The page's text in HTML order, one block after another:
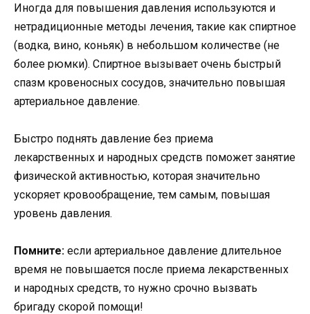
Иногда для повышения давления используются и
нетрадиционные методы лечения, такие как спиртное
(водка, вино, коньяк) в небольшом количестве (не
более рюмки). Спиртное вызывает очень быстрый
спазм кровеносных сосудов, значительно повышая
артериальное давление.
Быстро поднять давление без приема
лекарственных и народных средств поможет занятие
физической активностью, которая значительно
ускоряет кровообращение, тем самым, повышая
уровень давления.
Помните: если артериальное давление длительное
время не повышается после приема лекарственных
и народных средств, то нужно срочно вызвать
бригаду скорой помощи!